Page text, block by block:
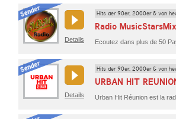
Details
Hits der 90er, 2000er & von
Radio MusicStarsMix
Details
Hits der 90er, 2000er & von
URBAN HIT
Urban Hit Réunion est la